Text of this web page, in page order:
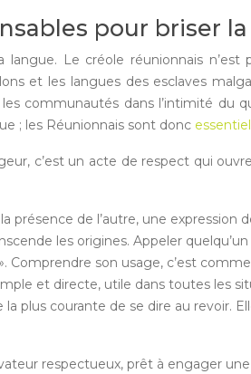
pour briser
Le créole réunionnais
et les langues des esclaves
communautés dans l’intimité du
; les Réunionnais sont donc
c’est un acte de respect qui
présence de l’autre, une
les origines. Appeler
son usage, c’est
et directe, utile dans toutes les
plus courante de se dire au revoir.
respectueux, prêt à engager